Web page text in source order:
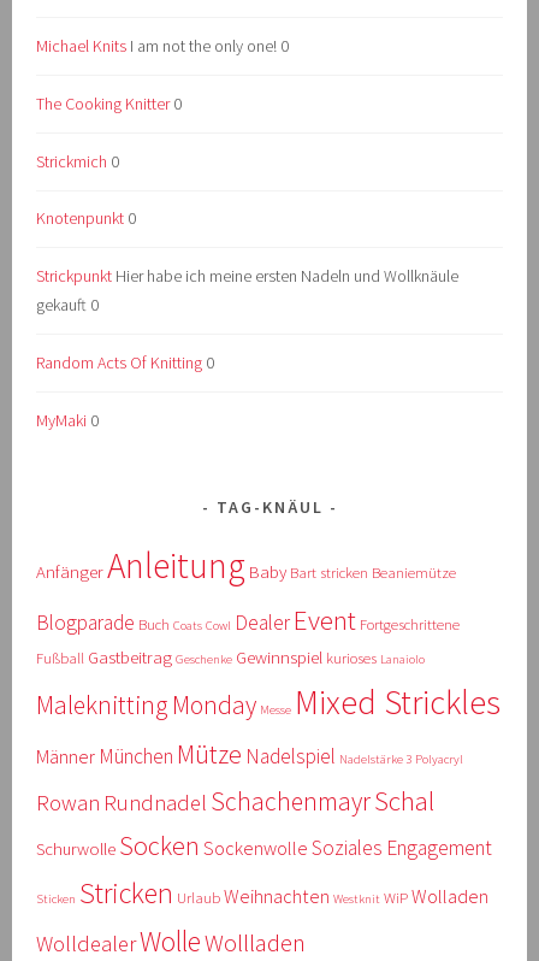
Michael Knits I am not the only one! 0
The Cooking Knitter0
Strickmich 0
Knotenpunkt 0
Strickpunkt Hier habe ich meine ersten Nadeln und Wollknäule
gekauft 0
Random Acts Of Knitting 0
MyMaki 0
TAG-KNÄUL
AnfängerAnleitung Baby Bart stricken Beaniemütze
Blogparade Buch Coats Cowl DealerEvent Fortgeschrittene
Fußball Gastbeitrag Geschenke Gewinnspiel kurioses Lanaiolo
Maleknitting Monday Messe Mixed Strickles
Männer München Mütze Nadelspiel Nadelstärke 3 Polyacryl
Rowan Rundnadel SchachenmayrSchal
Schurwolle Socken Sockenwolle Soziales Engagement
Sticken Stricken UrlaubWeihnachten Westknit WiPWolladen
WolldealerWolleWollladen